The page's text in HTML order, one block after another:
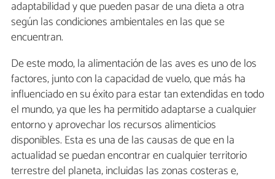
adaptabilidad y que pueden pasar de una dieta a otra
según las condiciones ambientales en las que se
encuentran.
De este modo, la alimentación de las aves es uno de los
factores, junto con la capacidad de vuelo, que más ha
influenciado en su éxito para estar tan extendidas en todo
el mundo, ya que les ha permitido adaptarse a cualquier
entorno y aprovechar los recursos alimenticios
disponibles. Esta es una de las causas de que en la
actualidad se puedan encontrar en cualquier territorio
terrestre del planeta, incluidas las zonas costeras e,